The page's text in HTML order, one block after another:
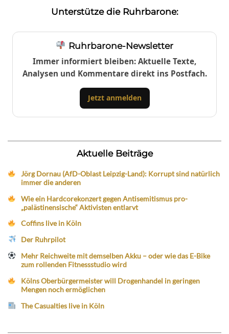
Unterstütze die Ruhrbarone:
Ruhrbarone-Newsletter
Immer informiert bleiben: Aktuelle Texte,
Analysen und Kommentare direkt ins Postfach.
Jetzt anmelden
Aktuelle Beiträge
Jörg Dornau (AfD-Oblast Leipzig-Land): Korrupt sind natürlich
immer die anderen
Wie ein Hardcorekonzert gegen Antisemitismus pro-
„palästinensische“ Aktivisten entlarvt
Coffins live in Köln
Der Ruhrpilot
Mehr Reichweite mit demselben Akku – oder wie das E-Bike
zum rollenden Fitnessstudio wird
Kölns Oberbürgermeister will Drogenhandel in geringen
Mengen noch ermöglichen
The Casualties live in Köln